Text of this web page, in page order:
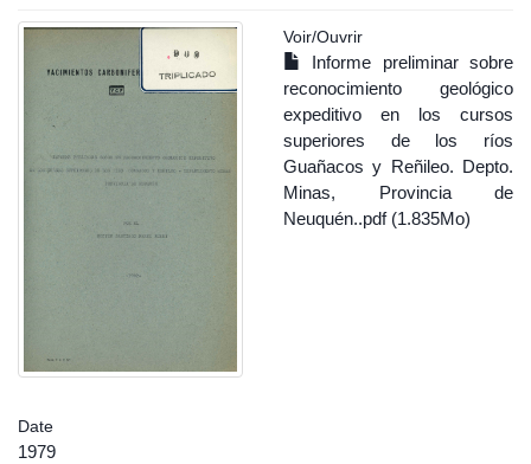
Voir/Ouvrir
Informe preliminar sobre
reconocimiento geológico
expeditivo en los cursos
superiores de los ríos
Guañacos y Reñileo. Depto.
Minas, Provincia de
Neuquén..pdf (1.835Mo)
Date
1979